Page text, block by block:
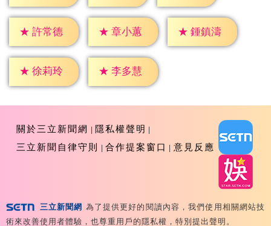
★ 許常德 ★ 章小蕙 ★ 鍾鎮濤
★ 徐莉玲 ★ 李多慧
關於三立新聞網
隱私權聲明
三立新聞自律守則
合作提案窗口 意見反應
Copyright ©2026 Sanlih E-Television All Rights
三立新聞網 為了提供更好的閱讀內容，我們使用相關網站技
術來改善使用者體驗，也尊重用戶的隱私權，特別提出聲明。